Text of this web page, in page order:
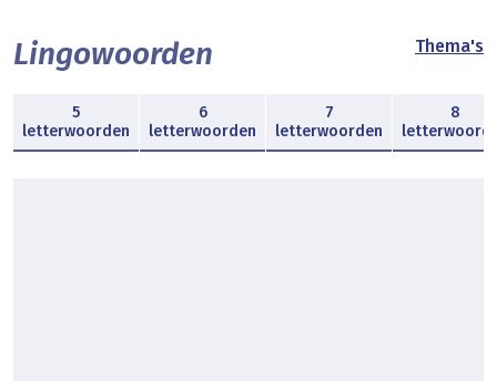
Lingowoorden Thema's
5
letterwoorden
6
letterwoorden
7
letterwoorden
8